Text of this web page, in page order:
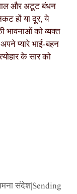
और अटूट बंधन
हों या दूर, ये
भावनाओं को व्यक्त
प्यारे भाई-बहन
के सार को
संदेश|Sending